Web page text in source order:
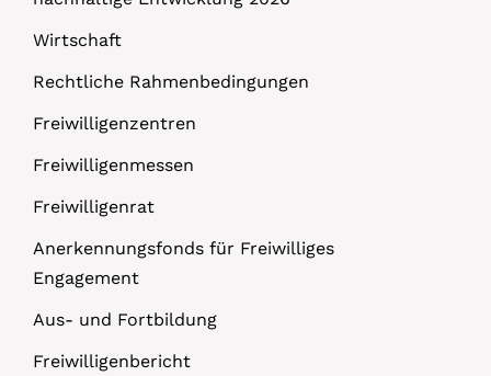
Wirtschaft
Rechtliche Rahmenbedingungen
Freiwilligenzentren
Freiwilligenmessen
Freiwilligenrat
Anerkennungsfonds für Freiwilliges
Engagement
Aus- und Fortbildung
Freiwilligenbericht